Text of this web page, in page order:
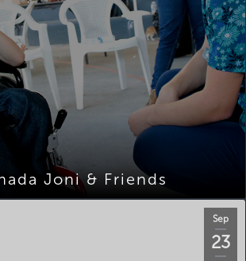
Joni & Friends
Sep
23